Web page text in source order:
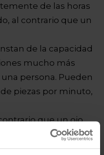
de las horas
al contrario que un
de la capacidad
mucho más
persona. Pueden
piezas por minuto,
que un ojo
de una máquina